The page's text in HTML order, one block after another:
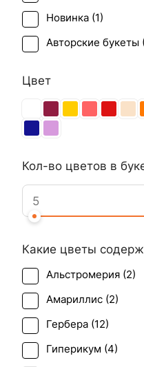
Новинка (1)
Авторские букеты
Цвет
Кол-во цветов в
Какие цветы
Альстромерия (2)
Амариллис (2)
Гербера (12)
Гиперикум (4)